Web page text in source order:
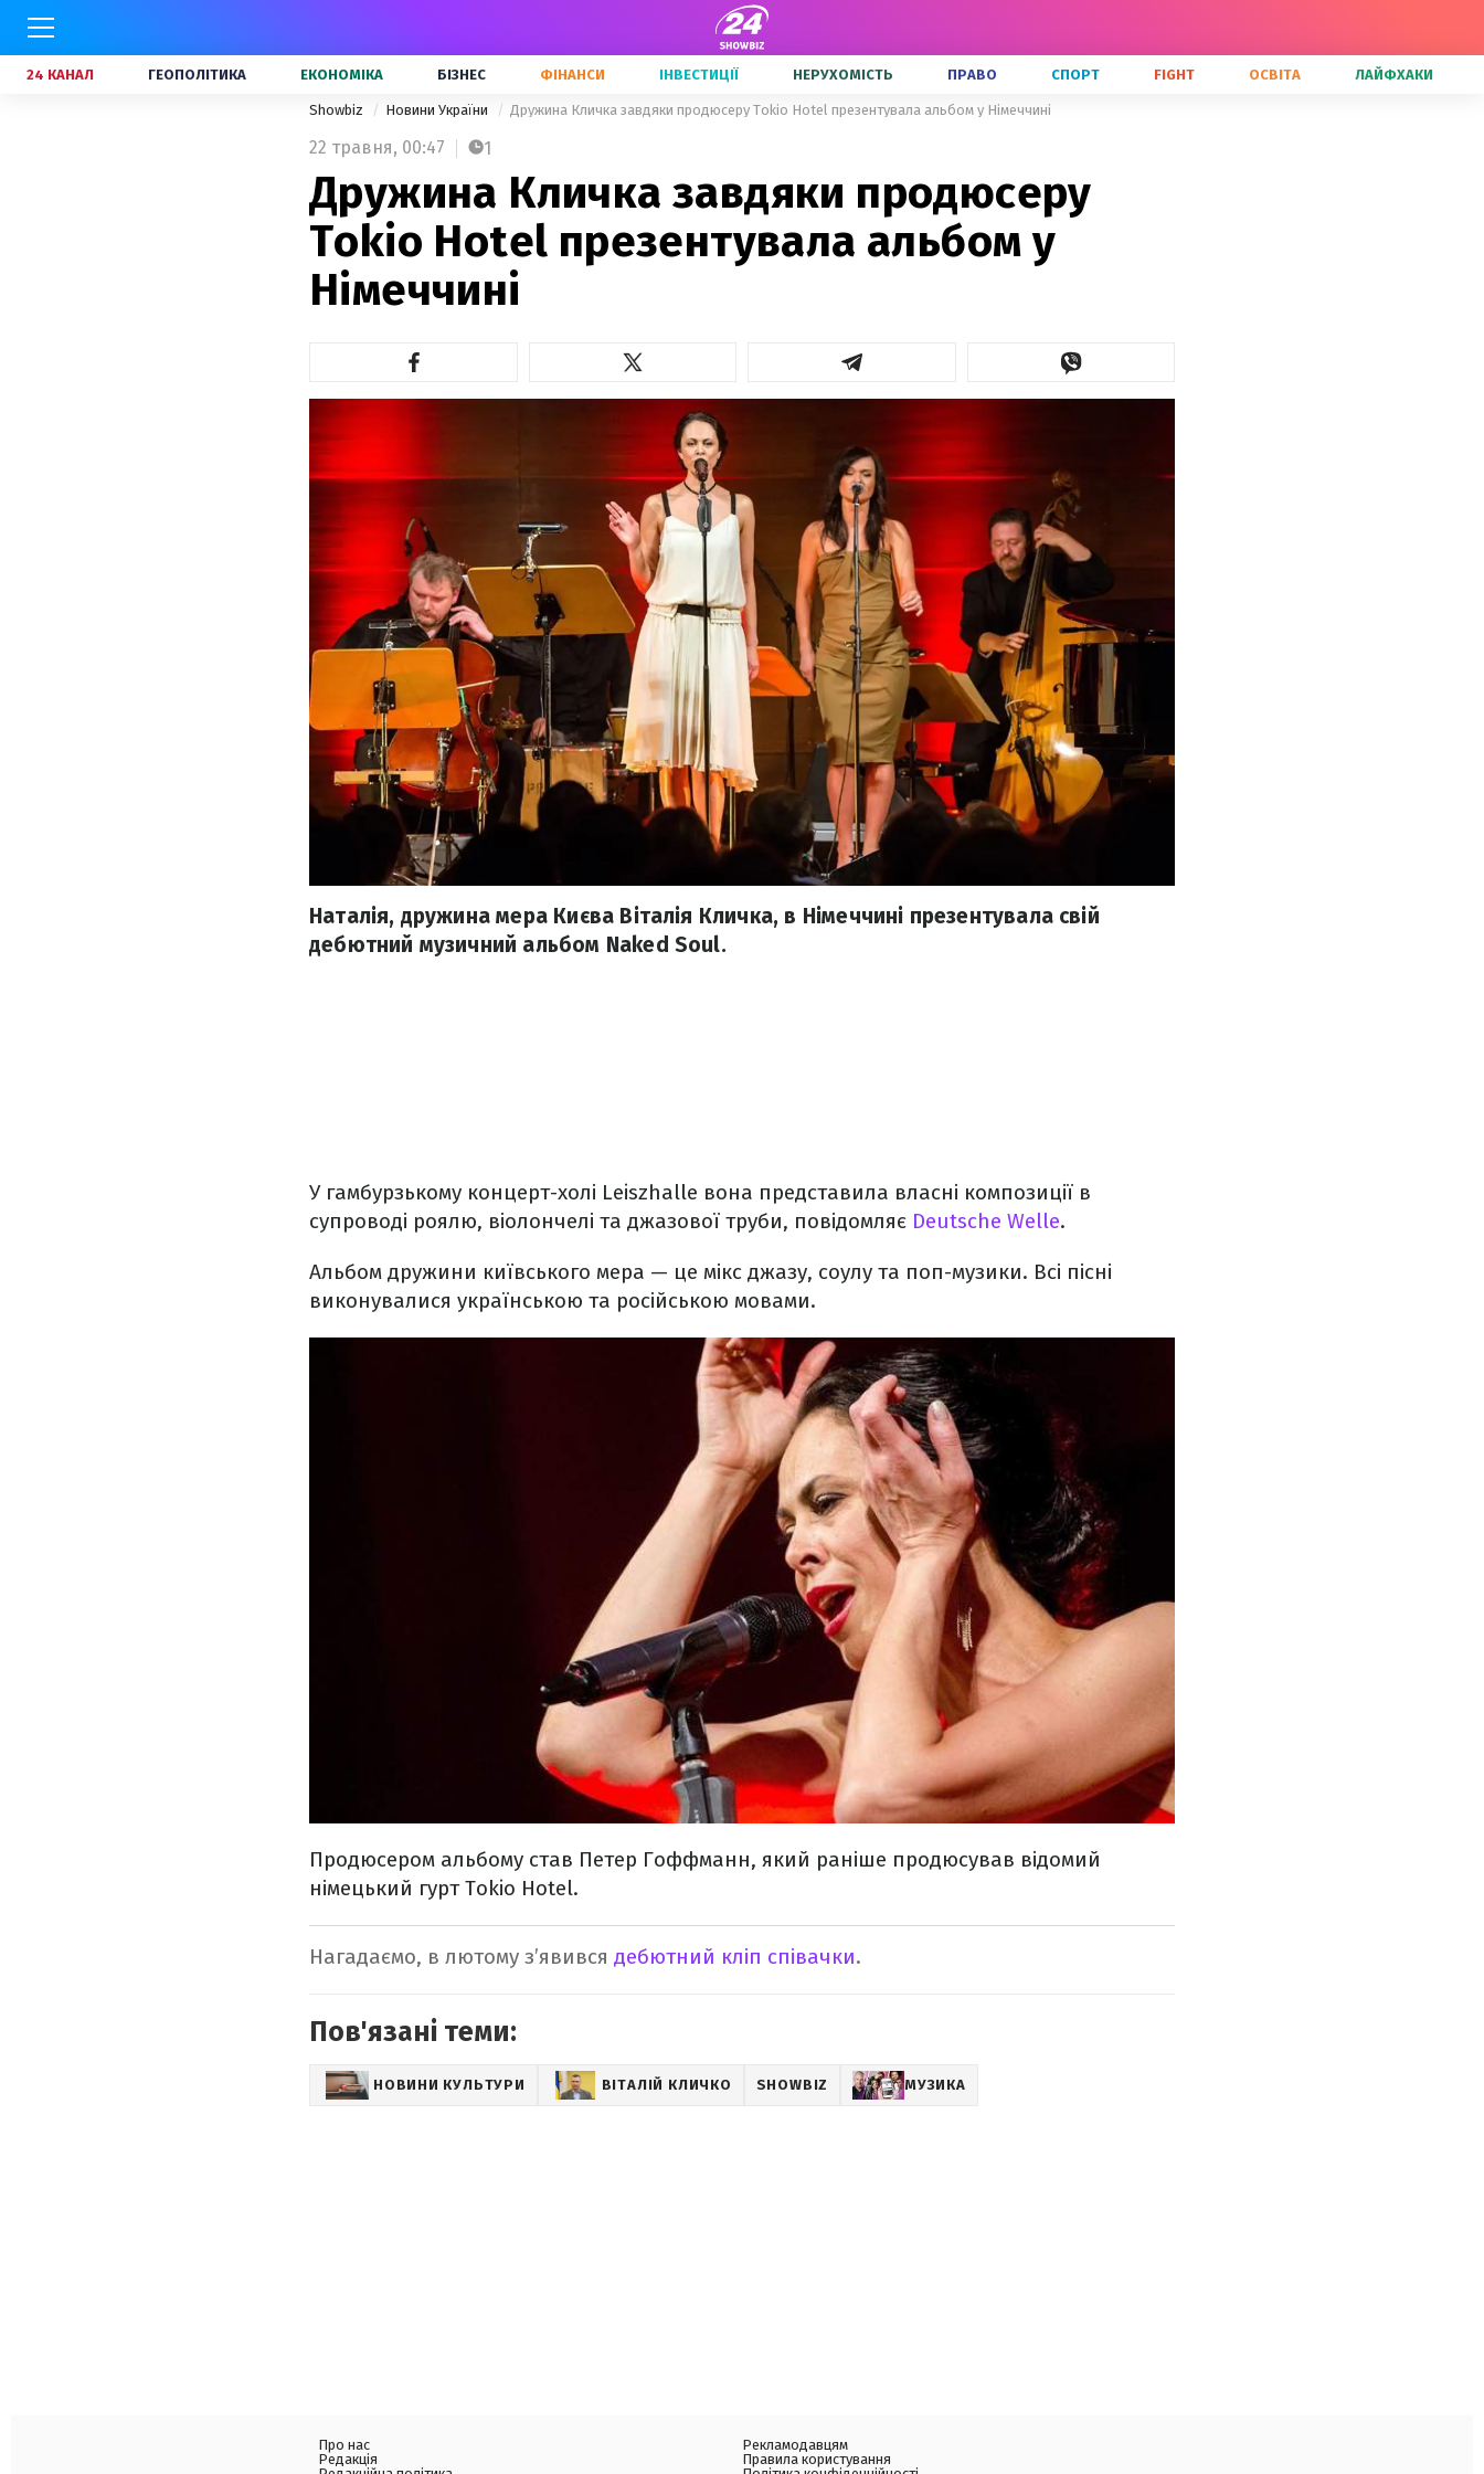
24 КАНАЛ ГЕОПОЛІТИКА ЕКОНОМІКА БІЗНЕС ФІНАНСИ ІНВЕСТИЦІЇ НЕРУХОМІСТЬ ПРАВО СПОРТ FIGHT ОСВІТА ЛАЙФХАКИ
Showbiz Новини України Дружина Кличка завдяки продюсеру Tokio Hotel презентувала альбом у Німеччині
22 травня, 00:47 1
Дружина Кличка завдяки продюсеру
Tokio Hotel презентувала альбом у
Німеччині
Наталія, дружина мера Києва Віталія Кличка, в Німеччині презентувала свій
дебютний музичний альбом Naked Soul.
У гамбурзькому концерт-холі Leiszhalle вона представила власні композиції в
супроводі роялю, віолончелі та джазової труби, повідомляє Deutsche Welle.
Альбом дружини київського мера — це мікс джазу, соулу та поп-музики. Всі пісні
виконувалися українською та російською мовами.
Продюсером альбому став Петер Гоффманн, який раніше продюcував відомий
німецький гурт Tokio Hotel.
Нагадаємо, в лютому з’явився дебютний кліп співачки.
Пов'язані теми:
НОВИНИ КУЛЬТУРИ ВІТАЛІЙ КЛИЧКО SHOWBIZ МУЗИКА
Про нас
Редакція
Рекламодавцям
Правила користування